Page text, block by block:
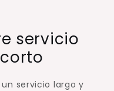
servicio
servicio largo y